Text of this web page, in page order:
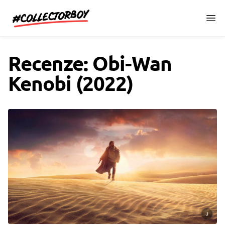
Recenze: Obi-Wan
Kenobi (2022)
i